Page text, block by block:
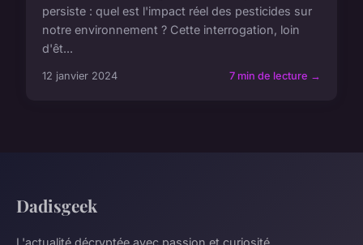
persiste : quel est l'impact réel des pesticides sur
notre environnement ? Cette interrogation, loin
d'êt...
12 janvier 2024 7 min de lecture →
Dadisgeek
L'actualité décryptée avec passion et curiosité